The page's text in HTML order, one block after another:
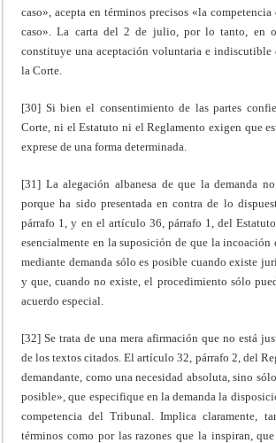
caso», acepta en términos precisos «la competencia
caso». La carta del 2 de julio, por lo tanto, en
constituye una aceptación voluntaria e
la Corte.
[30] Si bien el consentimiento de las partes
Corte, ni el Estatuto ni el Reglamento exigen que
exprese de una forma determinada.
[31] La alegación albanesa de que la demanda
porque ha sido presentada en contra de lo
párrafo 1, y en el artículo 36, párrafo 1, del
esencialmente en la suposición de que la incoación
mediante demanda sólo es posible cuando existe
y que, cuando no existe, el procedimiento sólo
acuerdo especial.
[32] Se trata de una mera afirmación que no está
de los textos citados. El artículo 32, párrafo 2, del
demandante, como una necesidad absoluta, sino
posible», que especifique en la demanda la
competencia del Tribunal. Implica claramente,
términos como por las razones que la inspiran,